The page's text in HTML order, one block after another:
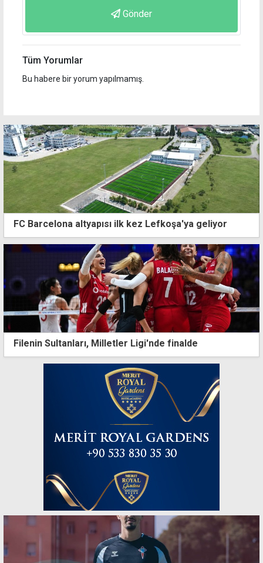
Gönder
Tüm Yorumlar
Bu habere bir yorum yapılmamış.
FC Barcelona altyapısı ilk kez Lefkoşa'ya geliyor
Filenin Sultanları, Milletler Ligi'nde finalde